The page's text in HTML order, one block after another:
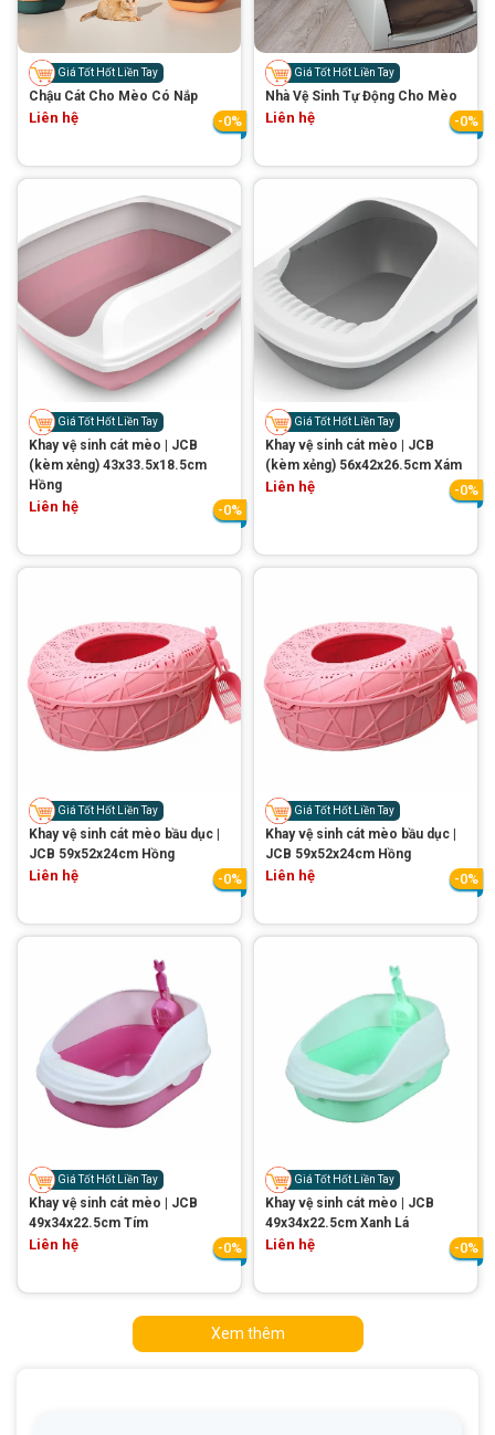
spa cho thú cưng
Thông tin về chó
Thông tin về mèo
Chính sách bảo hành Chính sách bảo mật
Chính sách đổi trả
LIÊN HỆ
TỔNG ĐÀI TƯ VẤN
0929894774
Giá Tốt Hốt Liền Tay
Chậu Cát Cho Mèo Có Nắp
Liên hệ -0%
Giá Tốt Hốt Liền Tay
Nhà Vệ Sinh Tự Động Cho Mèo
Liên hệ -0%
Giá Tốt Hốt Liền Tay
Khay vệ sinh cát mèo | JCB
(kèm xẻng) 43x33.5x18.5cm
Hồng
Liên hệ -0%
Giá Tốt Hốt Liền Tay
Khay vệ sinh cát mèo | JCB
(kèm xẻng) 56x42x26.5cm Xám
Liên hệ -0%
Giá Tốt Hốt Liền Tay
Khay vệ sinh cát mèo bầu dục |
JCB 59x52x24cm Hồng
Liên hệ -0%
Giá Tốt Hốt Liền Tay
Khay vệ sinh cát mèo bầu dục |
JCB 59x52x24cm Hồng
Liên hệ -0%
Giá Tốt Hốt Liền Tay
Khay vệ sinh cát mèo | JCB
49x34x22.5cm Tím
Liên hệ -0%
Giá Tốt Hốt Liền Tay
Khay vệ sinh cát mèo | JCB
49x34x22.5cm Xanh Lá
Liên hệ -0%
Xem thêm